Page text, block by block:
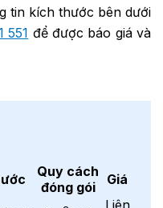
tin kích thước bên dưới
551 để được báo giá và
Quy cách
đóng gói
Giá
Liên